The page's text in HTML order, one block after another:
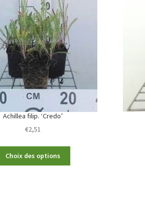
Achillea filip. ‘Credo’
€2,51
Choix des options